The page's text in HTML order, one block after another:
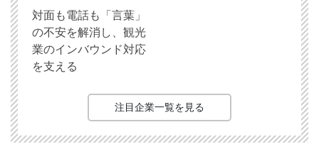
対面も電話も「言葉」
の不安を解消し、観光
業のインバウンド対応
を支える
注目企業一覧を見る